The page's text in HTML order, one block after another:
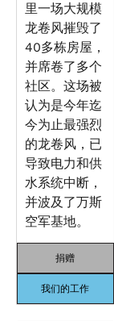
里一场大规模
龙卷风摧毁了
40多栋房屋，
并席卷了多个
社区。这场被
认为是今年迄
今为止最强烈
的龙卷风，已
导致电力和供
水系统中断，
并波及了万斯
空军基地。
捐赠
我们的工作